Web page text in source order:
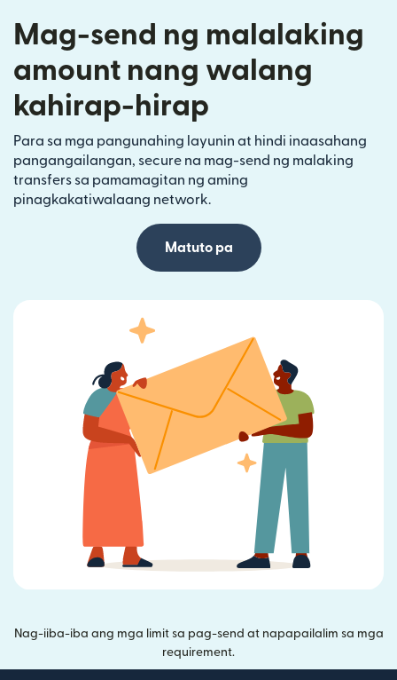
Mag-send ng malalaking
amount nang walang
kahirap-hirap
Para sa mga pangunahing layunin at hindi inaasahang
pangangailangan, secure na mag-send ng malaking
transfers sa pamamagitan ng aming
pinagkakatiwalaang network.
Matuto pa
Nag-iiba-iba ang mga limit sa pag-send at napapailalim sa mga
requirement.